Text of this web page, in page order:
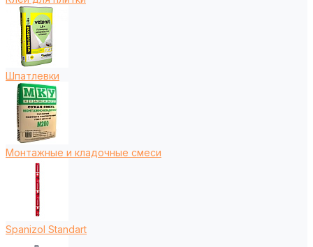
Шпатлевки
Монтажные и кладочные смеси
Spanizol Standart